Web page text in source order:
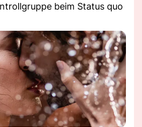
beim Status quo